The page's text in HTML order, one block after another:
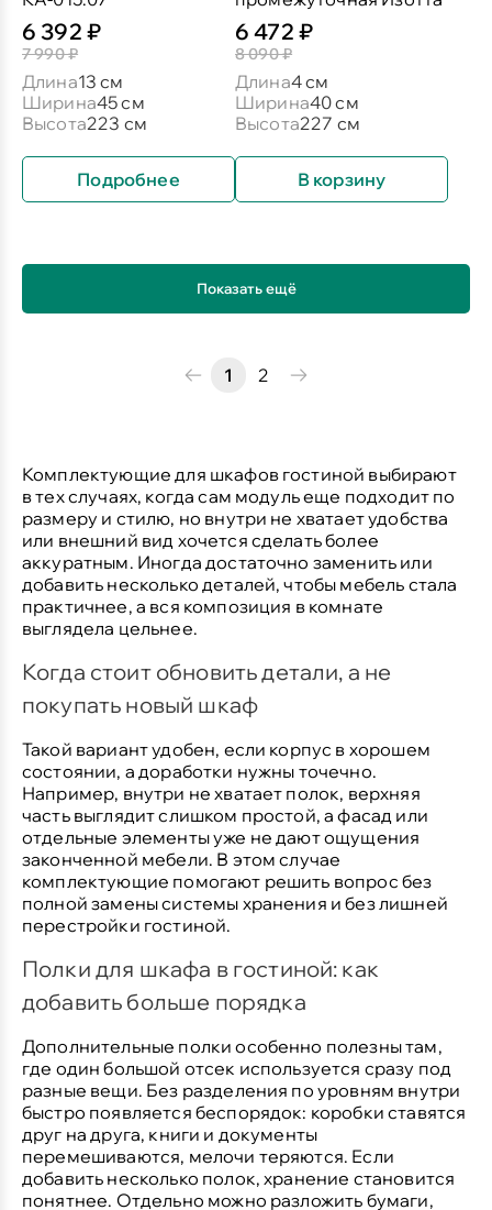
6 392 ₽
7 990 ₽
Длина13 см
Ширина45 см
Высота223 см
Подробнее
6 472 ₽
8 090 ₽
Длина4 см
Ширина40 см
Высота227 см
В корзину
Показать ещё
1 2
Комплектующие для шкафов гостиной выбирают
в тех случаях, когда сам модуль еще подходит по
размеру и стилю, но внутри не хватает удобства
или внешний вид хочется сделать более
аккуратным. Иногда достаточно заменить или
добавить несколько деталей, чтобы мебель стала
практичнее, а вся композиция в комнате
выглядела цельнее.
Когда стоит обновить детали, а не
покупать новый шкаф
Такой вариант удобен, если корпус в хорошем
состоянии, а доработки нужны точечно.
Например, внутри не хватает полок, верхняя
часть выглядит слишком простой, а фасад или
отдельные элементы уже не дают ощущения
законченной мебели. В этом случае
комплектующие помогают решить вопрос без
полной замены системы хранения и без лишней
перестройки гостиной.
Полки для шкафа в гостиной: как
добавить больше порядка
Дополнительные полки особенно полезны там,
где один большой отсек используется сразу под
разные вещи. Без разделения по уровням внутри
быстро появляется беспорядок: коробки ставятся
друг на друга, книги и документы
перемешиваются, мелочи теряются. Если
добавить несколько полок, хранение становится
понятнее. Отдельно можно разложить бумаги,